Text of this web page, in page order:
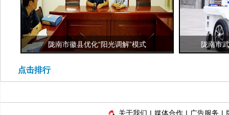
陇南市徽县优化“阳光调解”模式 陇南市
点击排行
关于我们 | 媒体合作 | 广告服务 |